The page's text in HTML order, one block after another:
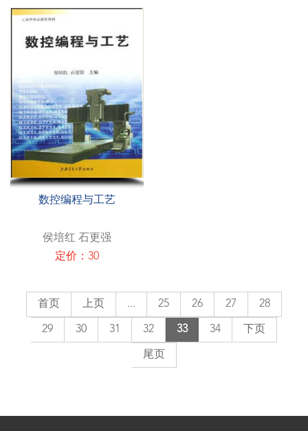
数控编程与工艺
侯培红 石更强
定价：30
首页 上页 ... 25 26 27 28
29 30 31 32 33 34 下页
尾页